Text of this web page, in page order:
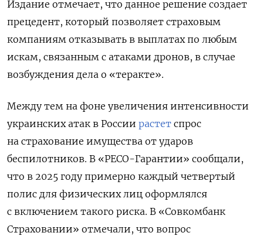
Издание отмечает, что данное решение создает
прецедент, который позволяет страховым
компаниям отказывать в выплатах по любым
искам, связанным с атаками дронов, в случае
возбуждения дела о «теракте».
Между тем на фоне увеличения интенсивности
украинских атак в России растет спрос
на страхование имущества от ударов
беспилотников. В «РЕСО-Гарантии» сообщали,
что в 2025 году примерно каждый четвертый
полис для физических лиц оформлялся
с включением такого риска. В «Совкомбанк
Страховании» отмечали, что вопрос